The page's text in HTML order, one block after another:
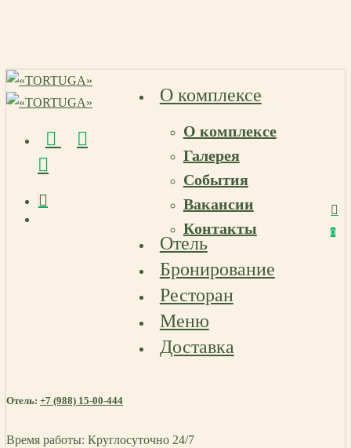
content
vk telegram
0
О комплексе
О комплексе
Галерея
События
Вакансии
Контакты
Отель
Бронирование
Ресторан
Меню
Доставка
Отель: +7 (988) 15-00-444
Время работы: Круглосуточно 24/7